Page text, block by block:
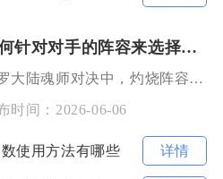
如何针对对手的阵容来选择斗罗大陆魂师对决中的灼烧阵容
斗罗大陆魂师对决中，灼烧阵容的选择核心是“看对手核心与解控能力，定灼烧形态与针对位”，面对
时间： 2026-06-06
使用方法有哪些 详情